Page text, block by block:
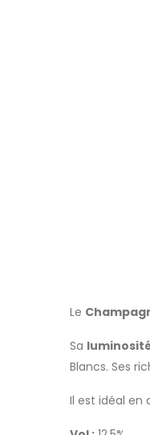
Le
Sa
Blancs. Ses
Il est idéal en